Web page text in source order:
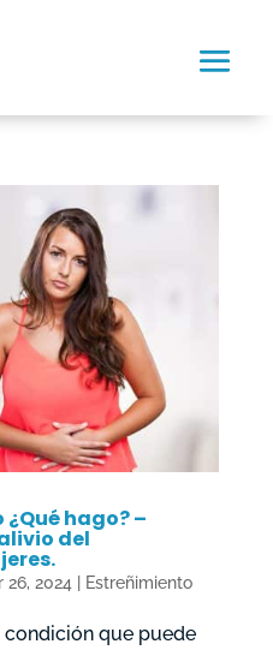
hago? –
del
26, 2024 Estreñimiento
que puede